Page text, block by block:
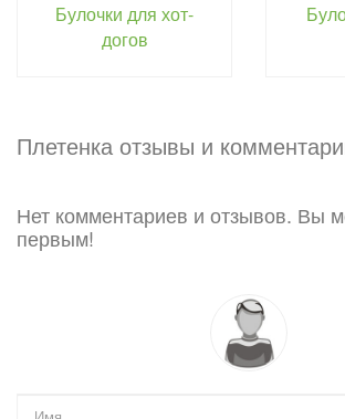
Булочки для хот-
догов
Плетенка отзывы и
Нет комментариев и отзывов. Вы
первым!